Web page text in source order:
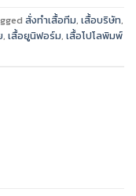
สั่งทำเสื้อทีม, เสื้อบริษัท,
, เสื้อยูนิฟอร์ม, เสื้อโปโลพิมพ์